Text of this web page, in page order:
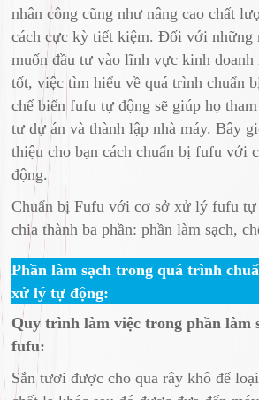
nhân công cũng như nâng cao chất
cách cực kỳ tiết kiệm. Đối với những
muốn đầu tư vào lĩnh vực kinh
tốt, việc tìm hiểu về quá trình chuẩn
chế biến fufu tự động sẽ giúp họ
tư dự án và thành lập nhà máy. Bây
thiệu cho bạn cách chuẩn bị fufu với
động.
Chuẩn bị Fufu với cơ sở xử lý fufu tự
chia thành ba phần: phần làm sạch,
Phần làm sạch trong quá trình
xử lý tự động:
Quy trình làm việc trong phần làm
fufu:
Sắn tươi được cho qua rây khô để